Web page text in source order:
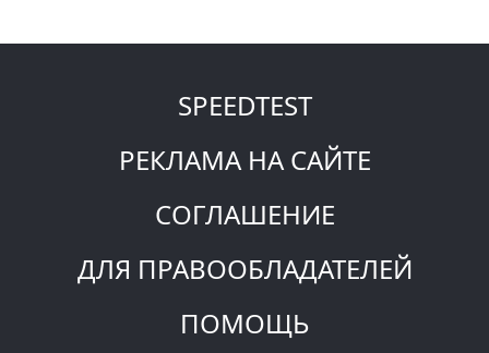
SPEEDTEST
РЕКЛАМА НА САЙТЕ
СОГЛАШЕНИЕ
ДЛЯ ПРАВООБЛАДАТЕЛЕЙ
ПОМОЩЬ